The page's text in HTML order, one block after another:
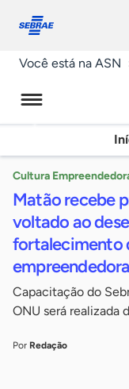
conosco
Você está na ASN
Cultura
Matão recebe
voltado ao
fortalecimento
Capacitação do
ONU será realizada
Por Redação